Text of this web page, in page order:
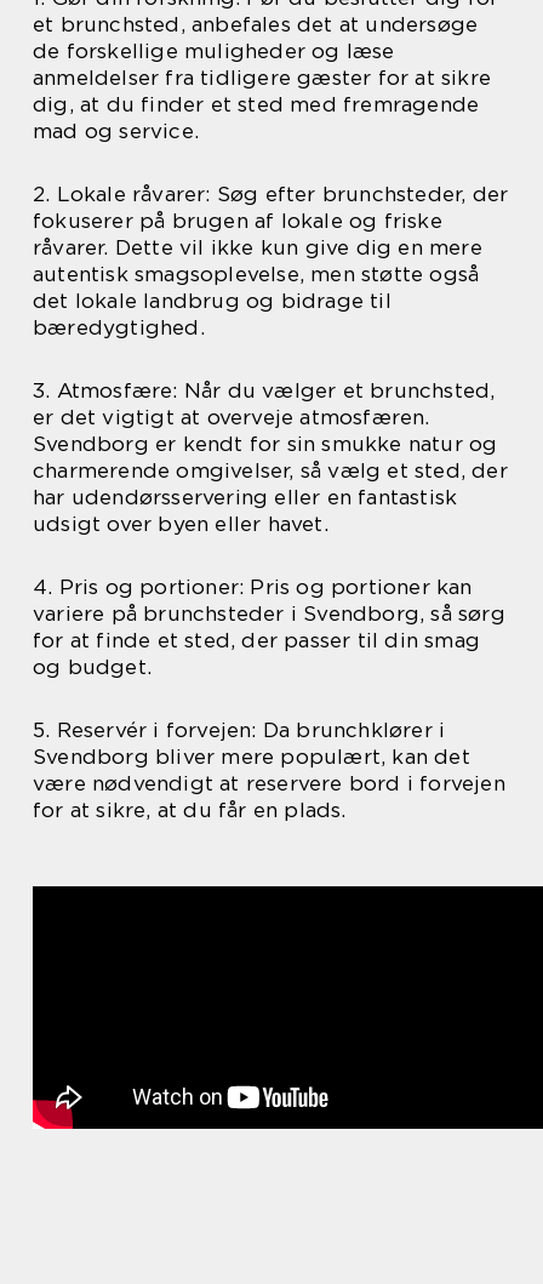
et brunchsted, anbefales det at undersøge
de forskellige muligheder og læse
anmeldelser fra tidligere gæster for at sikre
dig, at du finder et sted med fremragende
mad og service.
2. Lokale råvarer: Søg efter brunchsteder, der
fokuserer på brugen af lokale og friske
råvarer. Dette vil ikke kun give dig en mere
autentisk smagsoplevelse, men støtte også
det lokale landbrug og bidrage til
bæredygtighed.
3. Atmosfære: Når du vælger et brunchsted,
er det vigtigt at overveje atmosfæren.
Svendborg er kendt for sin smukke natur og
charmerende omgivelser, så vælg et sted, der
har udendørsservering eller en fantastisk
udsigt over byen eller havet.
4. Pris og portioner: Pris og portioner kan
variere på brunchsteder i Svendborg, så sørg
for at finde et sted, der passer til din smag
og budget.
5. Reservér i forvejen: Da brunchklører i
Svendborg bliver mere populært, kan det
være nødvendigt at reservere bord i forvejen
for at sikre, at du får en plads.